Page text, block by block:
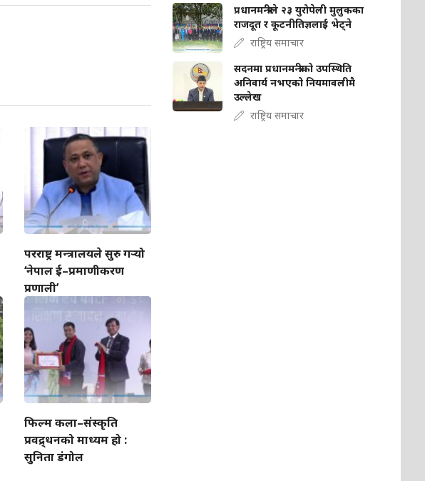
परराष्ट्र मन्त्रालयले सुरु गर्‍यो
‘नेपाल ई–प्रमाणीकरण
प्रणाली’
फिल्म कला–संस्कृति
प्रवद्र्धनको माध्यम हो :
सुनिता डंगोल
प्रधानमन्त्रीले २३ युरोपेली मुलुकका
राजदूत र कूटनीतिज्ञलाई भेट्ने
राष्ट्रिय समाचार
सदनमा प्रधानमन्त्रीको उपस्थिति
अनिवार्य नभएको नियमावलीमै
उल्लेख
राष्ट्रिय समाचार